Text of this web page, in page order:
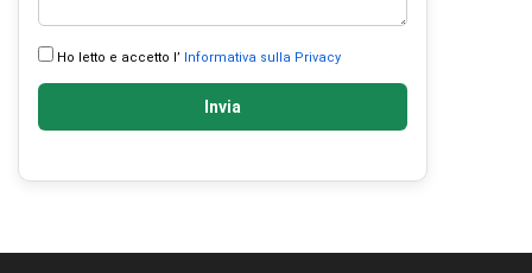
Ho letto e accetto l’ Informativa sulla Privacy
Invia